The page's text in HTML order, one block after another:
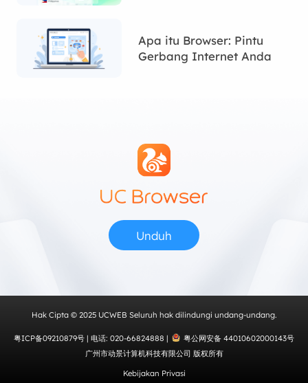
Apa itu Browser: Pintu
Gerbang Internet Anda
Unduh
Hak Cipta © 2025 UCWEB Seluruh hak dilindungi undang-undang.
粤ICP备09210879号| 电话: 020-66824888 |
粤公网安备 44010602000143号
广州市动景计算机科技有限公司 版权所有
Kebijakan Privasi